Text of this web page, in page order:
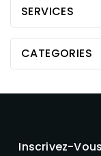
SERVICES
CATEGORIES
Inscrivez-